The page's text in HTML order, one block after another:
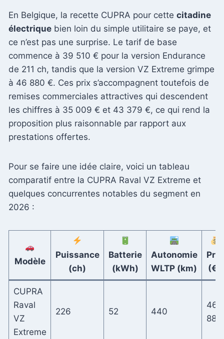
En Belgique, la recette CUPRA pour cette citadine
électrique bien loin du simple utilitaire se paye, et
ce n’est pas une surprise. Le tarif de base
commence à 39 510 € pour la version Endurance
de 211 ch, tandis que la version VZ Extreme grimpe
à 46 880 €. Ces prix s’accompagnent toutefois de
remises commerciales attractives qui descendent
les chiffres à 35 009 € et 43 379 €, ce qui rend la
proposition plus raisonnable par rapport aux
prestations offertes.
Pour se faire une idée claire, voici un tableau
comparatif entre la CUPRA Raval VZ Extreme et
quelques concurrentes notables du segment en
2026 :
Modèle
Puissance
(ch)
Batterie
(kWh)
Autonomie
WLTP (km)
Prix
(€)
CUPRA
Raval
VZ
Extreme
226 52 440
46
880